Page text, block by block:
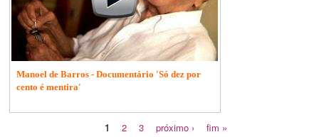
Manoel de Barros - Documentário 'Só dez por
cento é mentira'
1 2 3 próximo › fim »